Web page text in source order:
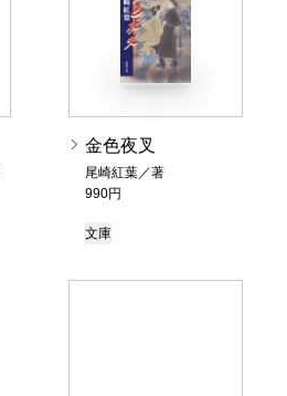
金色夜叉
尾崎紅葉／著
990円
文庫